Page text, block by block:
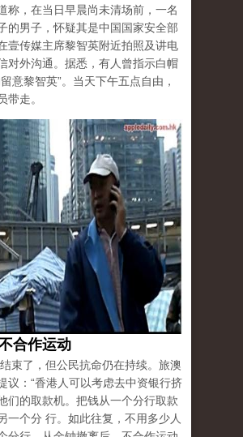
称，在当日早晨尚未清场前，一名
的男子，怀疑其是中国国家安全部
壹传媒主席黎智英附近拍照及讲电
对外沟通。据悉，有人曾指示白帽
意黎智英”。当天下午五点自由，
带走。
合作运动
束了，但公民抗命仍在持续。旅澳
议：“香港人可以考虑去中资银行挤
们的取款机。把钱从一个分行取款
一个分 行。如此往复，不用多少人